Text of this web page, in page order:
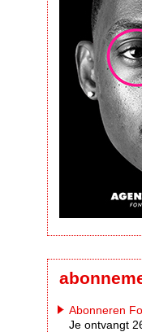
Abonneren
Je ontvangt